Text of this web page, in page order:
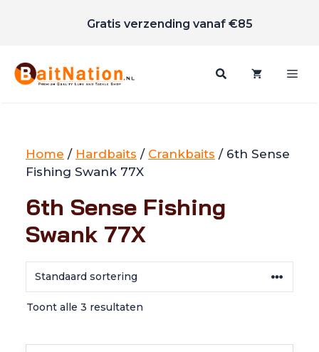
inhoud
Gratis verzending vanaf €85
Home / Hardbaits / Crankbaits / 6th Sense
Fishing Swank 77X
6th Sense Fishing
Swank 77X
Toont alle 3 resultaten